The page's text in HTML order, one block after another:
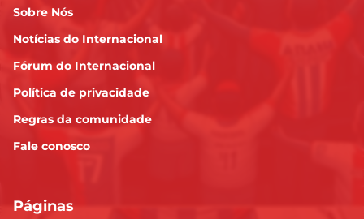
Sobre Nós
Notícias do Internacional
Fórum do Internacional
Política de privacidade
Regras da comunidade
Fale conosco
Páginas